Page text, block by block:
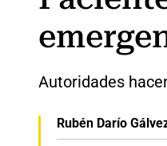
Autoridades
Rubén Darío